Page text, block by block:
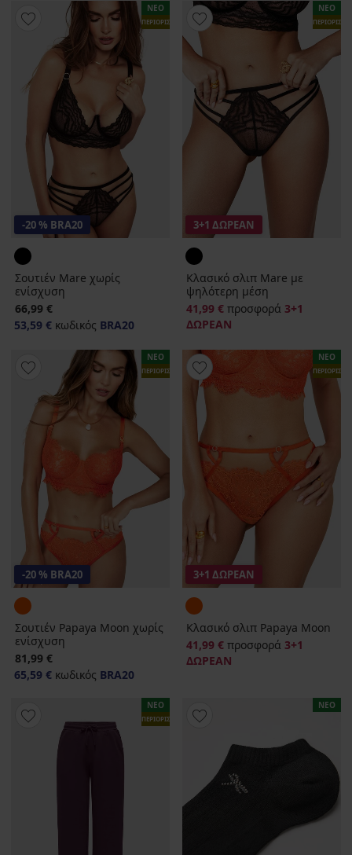
ΝΕΟ
ΠΕΡΙΟΡΙΣΜΕΝΑ
-20 % BRA20
Σουτιέν Mare χωρίς
ενίσχυση
66,99 €
53,59 € κωδικός BRA20
ΝΕΟ
3+1 ΔΩΡΕΑΝ
Κλασικό σλιπ Mare με
ψηλότερη μέση
41,99 € προσφορά 3+1
ΔΩΡΕΑΝ
ΝΕΟ
ΠΕΡΙΟΡΙΣΜΕΝΑ
-20 % BRA20
Σουτιέν Papaya Moon χωρίς
ενίσχυση
81,99 €
65,59 € κωδικός BRA20
ΝΕΟ
3+1 ΔΩΡΕΑΝ
Κλασικό σλιπ Papaya Moon
41,99 € προσφορά 3+1
ΔΩΡΕΑΝ
ΝΕΟ
ΠΕΡΙΟΡΙΣΜΕΝΑ
ΝΕΟ